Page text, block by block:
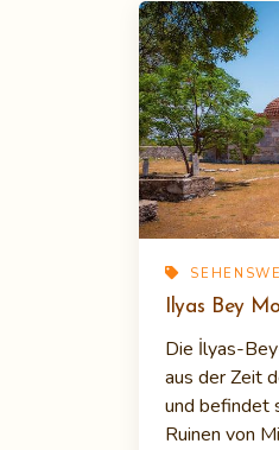
Ilyas Bey
Die İlyas-
aus der Zeit
und befindet
Ruinen von